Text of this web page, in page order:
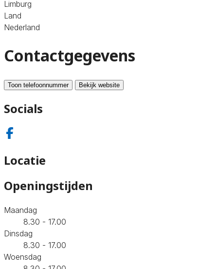
Limburg
Land
Nederland
Contactgegevens
Toon telefoonnummer Bekijk website
Socials
Locatie
Openingstijden
Maandag
8.30 - 17.00
Dinsdag
8.30 - 17.00
Woensdag